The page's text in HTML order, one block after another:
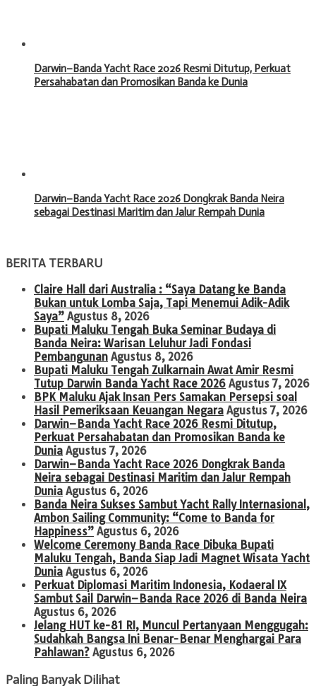
Darwin–Banda Yacht Race 2026 Resmi Ditutup, Perkuat
Persahabatan dan Promosikan Banda ke Dunia
Darwin–Banda Yacht Race 2026 Dongkrak Banda Neira
sebagai Destinasi Maritim dan Jalur Rempah Dunia
BERITA TERBARU
Claire Hall dari Australia : “Saya Datang ke Banda
Bukan untuk Lomba Saja, Tapi Menemui Adik-Adik
Saya” Agustus 8, 2026
Bupati Maluku Tengah Buka Seminar Budaya di
Banda Neira: Warisan Leluhur Jadi Fondasi
Pembangunan Agustus 8, 2026
Bupati Maluku Tengah Zulkarnain Awat Amir Resmi
Tutup Darwin Banda Yacht Race 2026 Agustus 7, 2026
BPK Maluku Ajak Insan Pers Samakan Persepsi soal
Hasil Pemeriksaan Keuangan Negara Agustus 7, 2026
Darwin–Banda Yacht Race 2026 Resmi Ditutup,
Perkuat Persahabatan dan Promosikan Banda ke
Dunia Agustus 7, 2026
Darwin–Banda Yacht Race 2026 Dongkrak Banda
Neira sebagai Destinasi Maritim dan Jalur Rempah
Dunia Agustus 6, 2026
Banda Neira Sukses Sambut Yacht Rally Internasional,
Ambon Sailing Community: “Come to Banda for
Happiness” Agustus 6, 2026
Welcome Ceremony Banda Race Dibuka Bupati
Maluku Tengah, Banda Siap Jadi Magnet Wisata Yacht
Dunia Agustus 6, 2026
Perkuat Diplomasi Maritim Indonesia, Kodaeral IX
Sambut Sail Darwin–Banda Race 2026 di Banda Neira
Agustus 6, 2026
Jelang HUT ke-81 RI, Muncul Pertanyaan Menggugah:
Sudahkah Bangsa Ini Benar-Benar Menghargai Para
Pahlawan? Agustus 6, 2026
Paling Banyak Dilihat